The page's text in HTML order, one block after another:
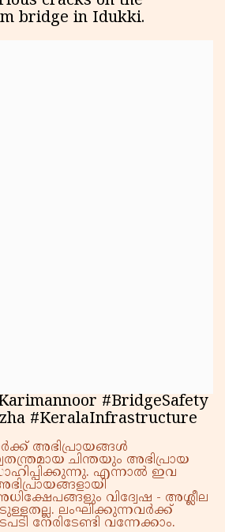
bridge in Idukki.
#BridgeSafety
#KeralaInfrastructure
അഭിപ്രായങ്ങൾ
ചിന്തയും അഭിപ്രായ
എന്നാൽ ഇവ
വിദ്വേഷ - അശ്ലീല
ലംഘിക്കുന്നവർക്ക്
നേരിടേണ്ടി വന്നേക്കാം.